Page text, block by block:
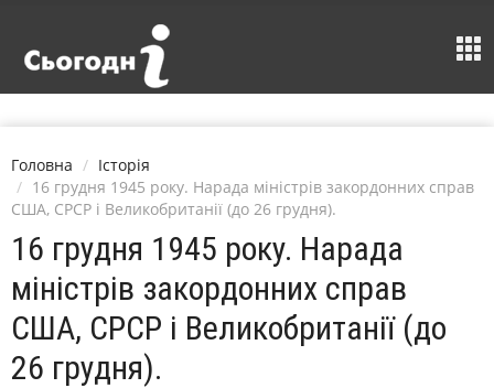
Головна
Історія
16 грудня 1945 року. Нарада міністрів закордонних справ
США, СРСР і Великобританії (до 26 грудня).
16 грудня 1945 року. Нарада
міністрів закордонних справ
США, СРСР і Великобританії (до
26 грудня).